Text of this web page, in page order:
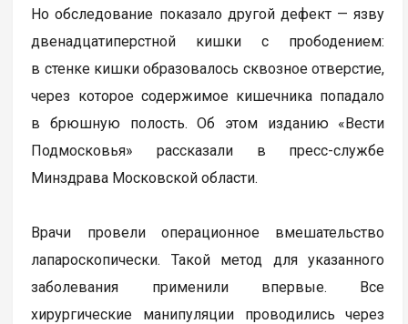
Но обследование показало другой дефект — язву
двенадцатиперстной кишки с прободением:
в стенке кишки образовалось сквозное отверстие,
через которое содержимое кишечника попадало
в брюшную полость. Об этом изданию «Вести
Подмосковья» рассказали в пресс-службе
Минздрава Московской области.
Врачи провели операционное вмешательство
лапароскопически. Такой метод для указанного
заболевания применили впервые. Все
хирургические манипуляции проводились через